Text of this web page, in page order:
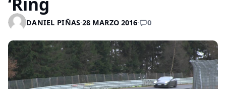
DANIEL PIÑAS·28 MARZO 2016· 0